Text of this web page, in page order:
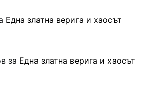
Една златна верига и хаосът
за Една златна верига и хаосът